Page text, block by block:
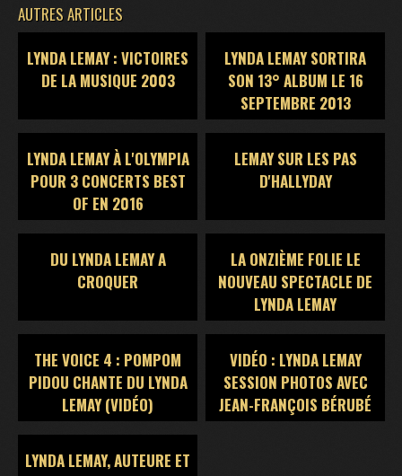
AUTRES ARTICLES
LYNDA LEMAY : VICTOIRES
DE LA MUSIQUE 2003
LYNDA LEMAY SORTIRA
SON 13° ALBUM LE 16
SEPTEMBRE 2013
LYNDA LEMAY À L'OLYMPIA
POUR 3 CONCERTS BEST
OF EN 2016
LEMAY SUR LES PAS
D'HALLYDAY
DU LYNDA LEMAY A
CROQUER
LA ONZIÈME FOLIE LE
NOUVEAU SPECTACLE DE
LYNDA LEMAY
THE VOICE 4 : POMPOM
PIDOU CHANTE DU LYNDA
LEMAY (VIDÉO)
VIDÉO : LYNDA LEMAY
SESSION PHOTOS AVEC
JEAN-FRANÇOIS BÉRUBÉ
LYNDA LEMAY, AUTEURE ET